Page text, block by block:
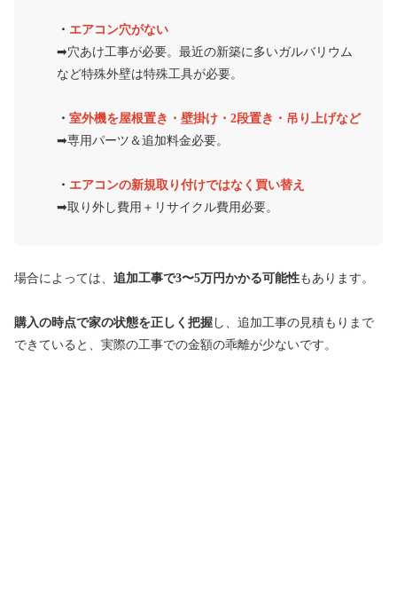
・ エアコン穴がない
➡︎穴あけ工事が必要。最近の新築に多いガルバリウム
など特殊外壁は特殊工具が必要。
・ 室外機を屋根置き・壁掛け・2段置き・吊り上げなど
➡︎専用パーツ＆追加料金必要。
・ エアコンの新規取り付けではなく買い替え
➡︎取り外し費用＋リサイクル費用必要。
場合によっては、 追加工事で3〜5万円かかる可能性もあります。
購入の時点で家の状態を正しく把握 し、追加工事の見積もりまで
できていると、実際の工事での金額の乖離が少ないです。